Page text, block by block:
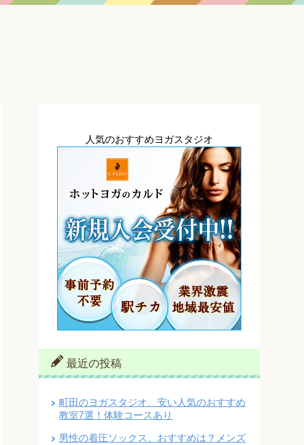
人気のおすすめヨガスタジオ
最近の投稿
町田のヨガスタジオ、安い人気のおすすめ
教室7選！体験コースあり
男性の着圧ソックス、おすすめは？メンズ